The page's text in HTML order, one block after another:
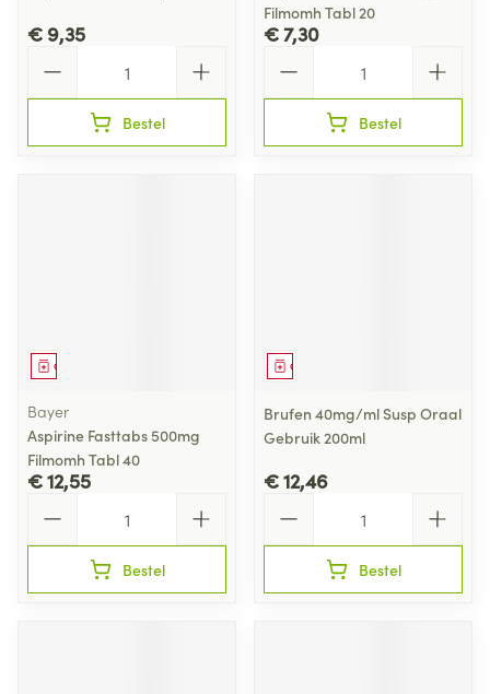
€ 9,35
Bestel
Filmomh Tabl 20
€ 7,30
Bestel
Geneesmiddel
Bayer
Aspirine Fasttabs 500mg
Filmomh Tabl 40
€ 12,55
Bestel
Geneesmiddel
Brufen 40mg/ml Susp Oraal
Gebruik 200ml
€ 12,46
Bestel